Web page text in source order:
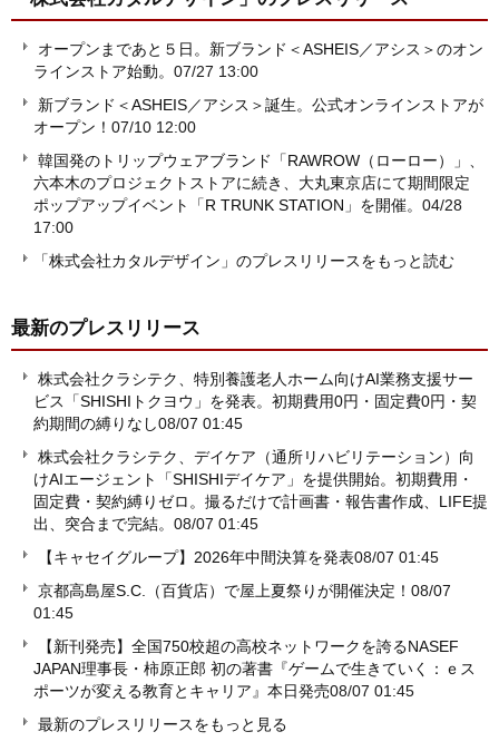
オープンまであと５日。新ブランド＜ASHEIS／アシス＞のオン
ラインストア始動。 07/27 13:00
新ブランド＜ASHEIS／アシス＞誕生。公式オンラインストアが
オープン！ 07/10 12:00
韓国発のトリップウェアブランド「RAWROW（ローロー）」、
六本木のプロジェクトストアに続き、大丸東京店にて期間限定
ポップアップイベント「R TRUNK STATION」を開催。 04/28
17:00
「株式会社カタルデザイン」のプレスリリースをもっと読む
最新のプレスリリース
株式会社クラシテク、特別養護老人ホーム向けAI業務支援サー
ビス「SHISHIトクヨウ」を発表。初期費用0円・固定費0円・契
約期間の縛りなし08/07 01:45
株式会社クラシテク、デイケア（通所リハビリテーション）向
けAIエージェント「SHISHIデイケア」を提供開始。初期費用・
固定費・契約縛りゼロ。撮るだけで計画書・報告書作成、LIFE提
出、突合まで完結。 08/07 01:45
【キャセイグループ】2026年中間決算を発表08/07 01:45
京都高島屋S.C.（百貨店）で屋上夏祭りが開催決定！ 08/07
01:45
【新刊発売】全国750校超の高校ネットワークを誇るNASEF
JAPAN理事長・柿原正郎 初の著書『ゲームで生きていく：ｅス
ポーツが変える教育とキャリア』本日発売08/07 01:45
最新のプレスリリースをもっと見る